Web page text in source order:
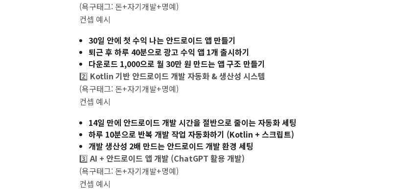
(욕구태그: 돈+자기개발+명예)
컨셉 예시
30일 안에 첫 수익 나는 안드로이드 앱 만들기
퇴근 후 하루 40분으로 광고 수익 앱 1개 출시하기
다운로드 1,000으로 월 30만 원 만드는 앱 구조 만들기
2️⃣ Kotlin 기반 안드로이드 개발 자동화 & 생산성 시스템
(욕구태그: 돈+자기개발+명예)
컨셉 예시
14일 만에 안드로이드 개발 시간을 절반으로 줄이는 자동화 세팅
하루 10분으로 반복 개발 작업 자동화하기 (Kotlin + 스크립트)
개발 생산성 2배 만드는 안드로이드 개발 환경 세팅
3️⃣AI + 안드로이드 앱 개발 (ChatGPT 활용 개발)
(욕구태그: 돈+자기개발+명예)
컨셉 예시